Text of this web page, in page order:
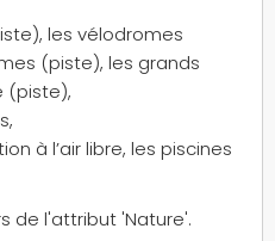
les vélodromes
(piste), les grands
(piste),
à l’air libre, les piscines
de l'attribut 'Nature'.